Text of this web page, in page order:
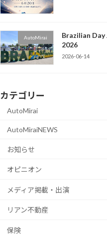
AutoMirai
Brazilian Day
2026
2026-06-14
カテゴリー
AutoMirai
AutoMiraiNEWS
お知らせ
オピニオン
メディア掲載・出演
リアン不動産
保険